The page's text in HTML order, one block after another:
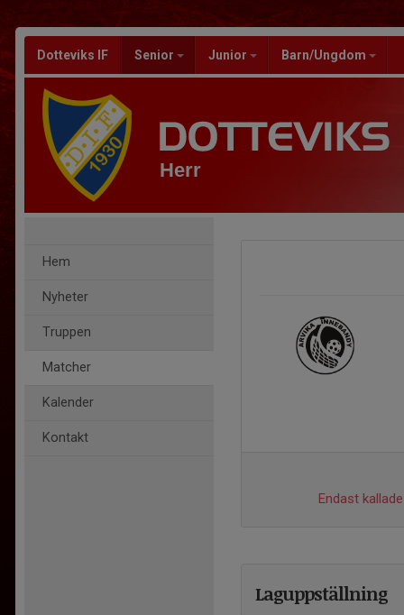
Dotteviks IF Senior Junior Barn/Ungdom
Herr
Hem
Nyheter
Truppen
Matcher
Kalender
Kontakt
Endast
Laguppställning